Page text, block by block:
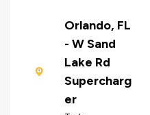
Orlando, FL
- W Sand
Lake Rd
Supercharg
er